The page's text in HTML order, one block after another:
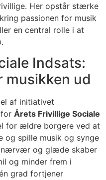
Her opstår stærke
passionen for musik
en central rolle i at
Indsats:
musikken ud
af initiativet
Årets Frivillige Sociale
for ældre borgere ved at
og spille musik og synge
nærvær og glæde skaber
og minder frem i
grad fortjener